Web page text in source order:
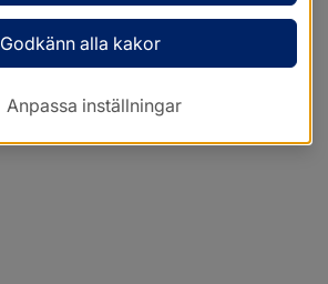
Godkänn alla kakor
Anpassa inställningar